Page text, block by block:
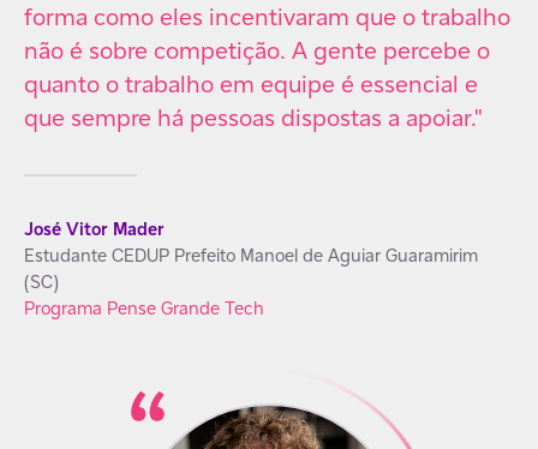
forma como eles incentivaram que o trabalho
não é sobre competição. A gente percebe o
quanto o trabalho em equipe é essencial e
que sempre há pessoas dispostas a apoiar."
José Vitor Mader
Estudante CEDUP Prefeito Manoel de Aguiar Guaramirim
(SC)
Programa Pense Grande Tech